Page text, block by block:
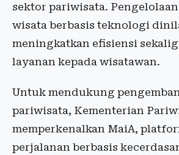
sektor pariwisata.
wisata berbasis teknologi
meningkatkan efisiensi
layanan kepada wisatawan.
Untuk mendukung
pariwisata, Kementerian
memperkenalkan MaiA,
perjalanan berbasis